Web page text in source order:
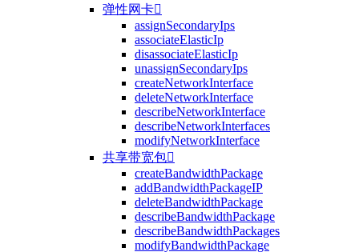
弹性网卡
assignSecondaryIps
associateElasticIp
disassociateElasticIp
unassignSecondaryIps
createNetworkInterface
deleteNetworkInterface
describeNetworkInterface
describeNetworkInterfaces
modifyNetworkInterface
共享带宽包
createBandwidthPackage
addBandwidthPackageIP
deleteBandwidthPackage
describeBandwidthPackage
describeBandwidthPackages
modifyBandwidthPackage